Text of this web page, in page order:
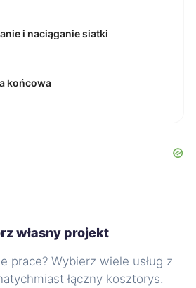
i naciąganie siatki
końcowa
własny projekt
prace? Wybierz wiele usług z
łączny kosztorys.